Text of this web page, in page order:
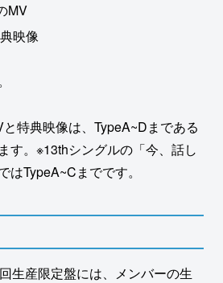
MV
映像
特典映像は、TypeA~Dまである
す。※13thシングルの「今、話し
はTypeA~Cまでです。
生産限定盤には、メンバーの生